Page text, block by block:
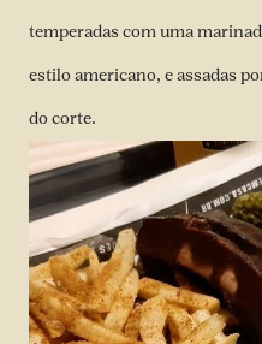
temperadas com uma
estilo americano, e assadas
do corte.